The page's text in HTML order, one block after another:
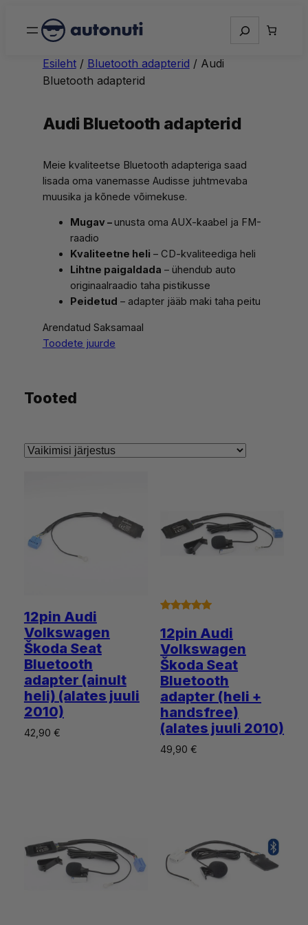
Otsing
Esileht/ Bluetooth adapterid / Audi
Bluetooth adapterid
Audi Bluetooth adapterid
Meie kvaliteetse Bluetooth adapteriga saad
lisada oma vanemasse Audisse juhtmevaba
muusika ja kõnede võimekuse.
Mugav –unusta oma AUX-kaabel ja FM-
raadio
Kvaliteetne heli – CD-kvaliteediga heli
Lihtne paigaldada – ühendub auto
originaalraadio taha pistikusse
Peidetud – adapter jääb maki taha peitu
Arendatud Saksamaal
Toodete juurde
Tooted
12pin Audi
Volkswagen
Škoda Seat
Bluetooth
adapter (ainult
heli) (alates juuli
2010)
42,90 €
5.00/5
kliendi
hinnangu
põhjal
12pin Audi
Volkswagen
Škoda Seat
Bluetooth
adapter (heli +
handsfree)
(alates juuli 2010)
49,90€